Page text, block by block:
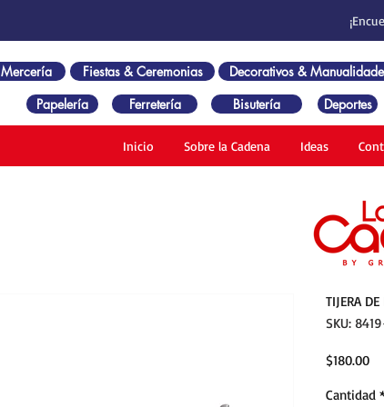
Mercería Fiestas & Ceremonias Decorativos &
Papelería
Ferretería Bisutería Deportes
Inicio Sobre la Cadena Ideas
TIJERA
SKU:
$180.00
Cantidad